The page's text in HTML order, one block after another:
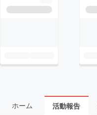
ホーム 活動報告